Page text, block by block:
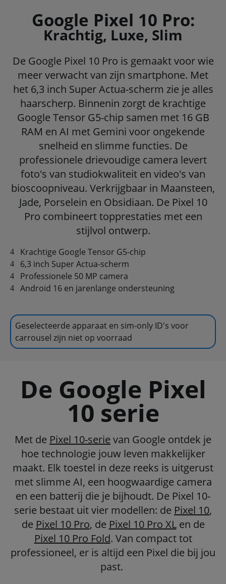
Google Pixel 10 Pro:
Krachtig, Luxe, Slim
De Google Pixel 10 Pro is gemaakt voor wie
meer verwacht van zijn smartphone. Met
het 6,3 inch Super Actua-scherm zie je alles
haarscherp. Binnenin zorgt de krachtige
Google Tensor G5-chip samen met 16 GB
RAM en AI met Gemini voor ongekende
snelheid en slimme functies. De
professionele drievoudige camera levert
foto's van studiokwaliteit en video's van
bioscoopniveau. Verkrijgbaar in Maansteen,
Jade, Porselein en Obsidiaan. De Pixel 10
Pro combineert topprestaties met een
stijlvol ontwerp.
Krachtige Google Tensor G5-chip
6,3 inch Super Actua-scherm
Professionele 50 MP camera
Android 16 en jarenlange ondersteuning
Geselecteerde apparaat en sim-only ID's voor
carrousel zijn niet op voorraad
De Google Pixel
10 serie
Met de Pixel 10-serie van Google ontdek je
hoe technologie jouw leven makkelijker
maakt. Elk toestel in deze reeks is uitgerust
met slimme AI, een hoogwaardige camera
en een batterij die je bijhoudt. De Pixel 10-
serie bestaat uit vier modellen: de Pixel 10,
de Pixel 10 Pro, de Pixel 10 Pro XLen de
Pixel 10 Pro Fold. Van compact tot
professioneel, er is altijd een Pixel die bij jou
past.